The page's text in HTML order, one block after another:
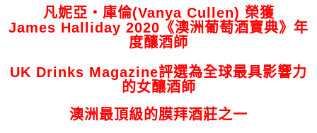
凡妮亞‧庫倫(Vanya Cullen) 榮獲
James Halliday 2020《澳洲葡萄酒寶典》年
度釀酒師
UK Drinks Magazine評選為全球最具影響力
的女釀酒師
澳洲最頂級的膜拜酒莊之一